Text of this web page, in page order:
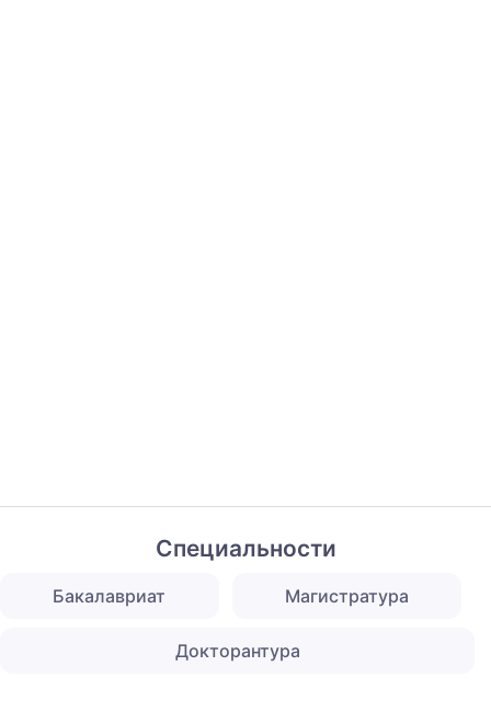
Специальности
Бакалавриат Магистратура
Докторантура